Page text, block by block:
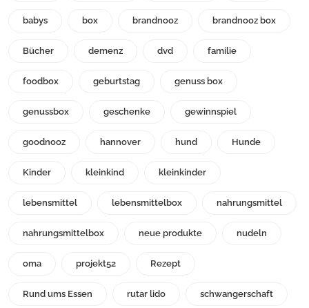
babys box brandnooz brandnooz box
Bücher demenz dvd familie
foodbox geburtstag genuss box
genussbox geschenke gewinnspiel
goodnooz hannover hund Hunde
Kinder kleinkind kleinkinder
lebensmittel lebensmittelbox nahrungsmittel
nahrungsmittelbox neue produkte nudeln
oma projekt52 Rezept
Rund ums Essen rutar lido schwangerschaft